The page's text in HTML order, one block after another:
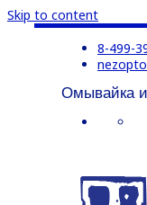
Skip to content
8-499-
Омывайка и